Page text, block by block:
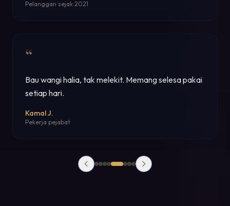
Anak yang prihatin
“
Guna masa mengandung pun selamat. Doktor kata
OK sebab luaran sahaja.
Farihah N.
Ibu mengandung